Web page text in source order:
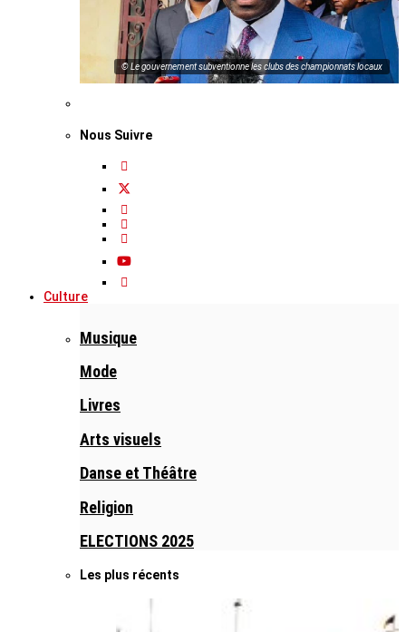
© Le gouvernement subventionne les clubs des championnats locaux
Nous Suivre
Culture
Musique
Mode
Livres
Arts visuels
Danse et Théâtre
Religion
ELECTIONS 2025
Les plus récents